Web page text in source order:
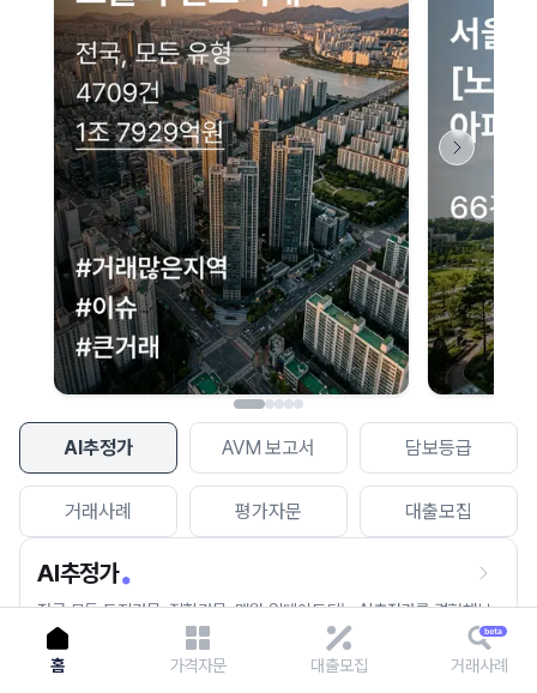
AI추정가 AVM 보고서 담보등급
거래사례 평가자문 대출모집
AI추정가
전국 모든 토지건물, 집합건물, 매월 업데이트되는 AI추정가를 경험해보
세요.
네이버 지도 연결 안내
현재 네이버 지도 연결이 원활하지 않아 지도를 불러올 수 없습니다.
이용에 불편을 드려 죄송합니다.
다시 시도
홈 가격자문 대출모집 거래사례